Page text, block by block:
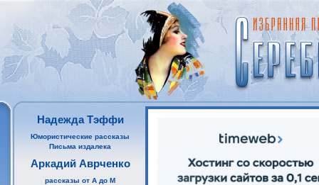
Надежда Тэффи
Юмористические рассказы
Письма издалека
Аркадий Аврченко
рассказы от А до М